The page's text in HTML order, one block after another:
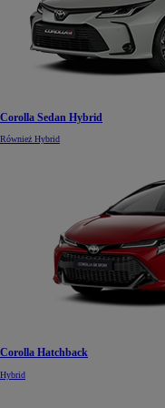
Corolla Sedan Hybrid
Również Hybrid
Corolla Hatchback
Hybrid